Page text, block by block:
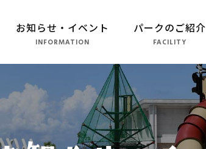
お知らせ・イベント
INFORMATION
パークのご紹介
FACILITY